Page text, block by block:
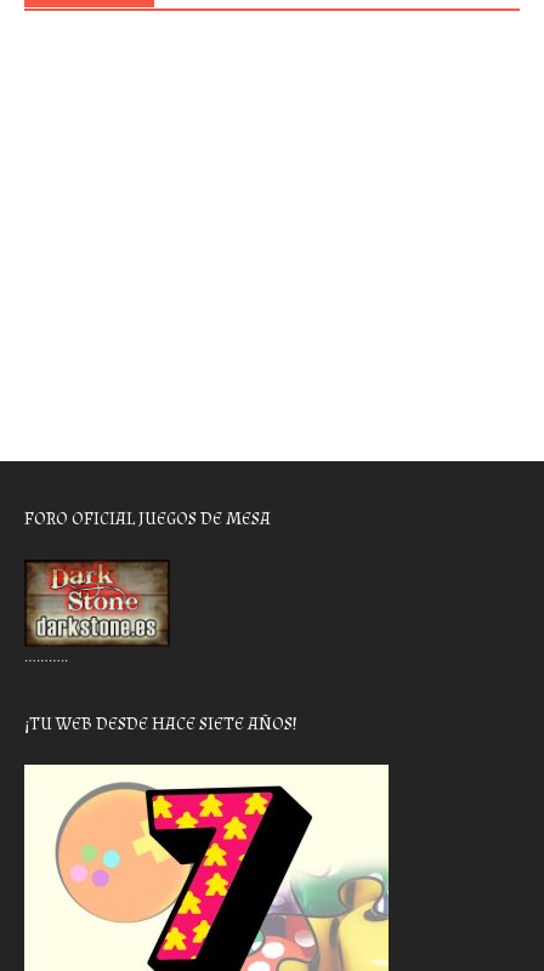
FORO OFICIAL JUEGOS DE MESA
………..
¡TU WEB DESDE HACE SIETE AÑOS!